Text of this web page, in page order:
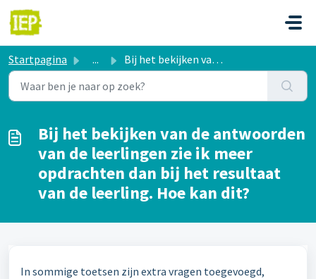
Doorgaan naar hoofdinhoud
Startpagina ... Bij het bekijken van de antwoorden van de leerlingen zie ...
Bij het bekijken van de antwoorden
van de leerlingen zie ik meer
opdrachten dan bij het resultaat
van de leerling. Hoe kan dit?
In sommige toetsen zijn extra vragen toegevoegd,